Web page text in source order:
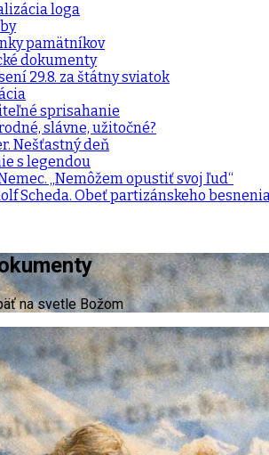
loga
pamätníkov
dokumenty
29.8. za štátny sviatok
sprisahanie
slávne, užitočné?
Nešťastný deň
s legendou
„Nemôžem opustiť svoj ľud“
Scheda. Obeť partizánskeho
na svetle Božom